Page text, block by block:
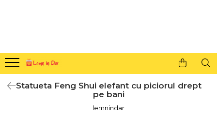
Agende din lemn
Agende 10x10
Semne de carte
Statueta Feng Shui elefant cu piciorul drept
pe bani
lemnindar